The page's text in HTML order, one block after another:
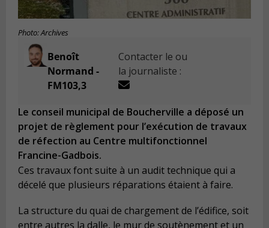
Photo: Archives
Benoît
Normand -
FM103,3
Contacter le ou
la journaliste :
Le conseil municipal de Boucherville a déposé un
projet de règlement pour l’exécution de travaux
de réfection au Centre multifonctionnel
Francine-Gadbois.
Ces travaux font suite à un audit technique qui a
décelé que plusieurs réparations étaient à faire.
La structure du quai de chargement de l’édifice, soit
entre autres la dalle, le mur de soutènement et un